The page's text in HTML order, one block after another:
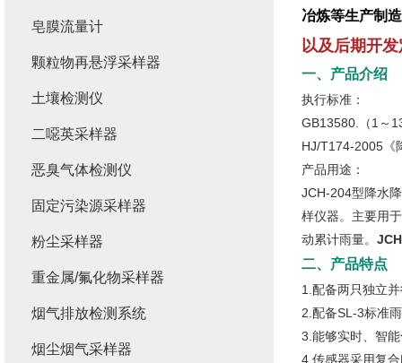
冶炼等生产制
以及后期开
一、产品介绍
执行标准：
GB13580.（1～
HJ/T174-2005《
产品用途：
JCH-204型降水
样仪器。主要用
动累计雨量。
二、产品特点
1.配备两只独立
2.配备SL-3标准
3.能够实时、智
4.传感器采用复
皂膜流量计
颗粒物再悬浮采样器
土壤检测仪
二噁英采样器
恶臭气体检测仪
固定污染源采样器
粉尘采样器
重金属/氟化物采样器
烟气排放检测系统
烟尘烟气采样器